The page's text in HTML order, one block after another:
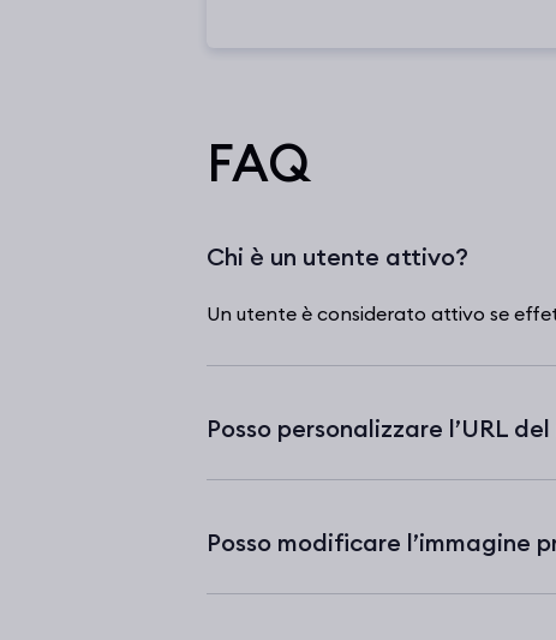
FAQ
Chi è un utente attivo?
Un utente è considerato attivo se
Posso personalizzare l’URL
Posso modificare l’immagine